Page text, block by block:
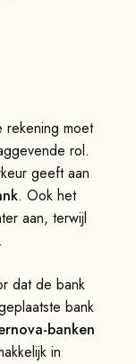
rekening moet
rol.
geeft aan
. Ook het
aan, terwijl
dat de bank
bank
banken
in